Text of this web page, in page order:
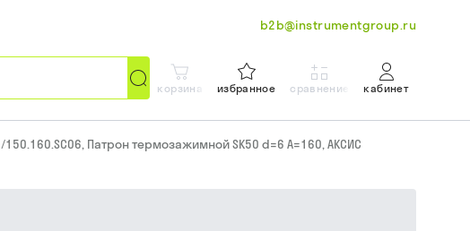
b2b@instrumentgroup.ru
корзина избранное сравнение кабинет
/150.160.SC06, Патрон термозажимной SK50 d=6 A=160, АКСИС